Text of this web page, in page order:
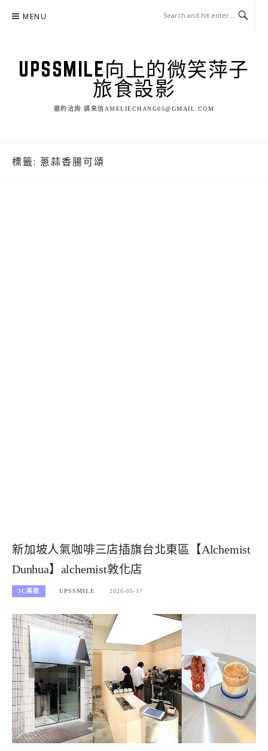
MENU
UPSSMILE向上的微笑萍子
旅食設影
邀約洽詢 請來信AMELIECHANG05@GMAIL.COM
標籤: 蔥蒜香腸可頌
新加坡人氣咖啡三店插旗台北東區【Alchemist
Dunhua】alchemist敦化店
3C美妝 UPSSMILE 2026-05-17